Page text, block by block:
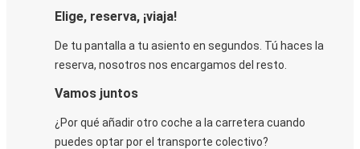
Elige, reserva, ¡viaja!
De tu pantalla a tu asiento en segundos. Tú haces la
reserva, nosotros nos encargamos del resto.
Vamos juntos
¿Por qué añadir otro coche a la carretera cuando
puedes optar por el transporte colectivo?